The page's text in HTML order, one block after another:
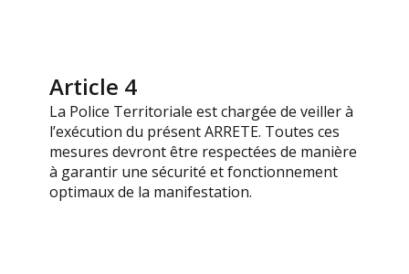
Article 4
La Police Territoriale est chargée de veiller à
l’exécution du présent ARRETE. Toutes ces
mesures devront être respectées de manière
à garantir une sécurité et fonctionnement
optimaux de la manifestation.